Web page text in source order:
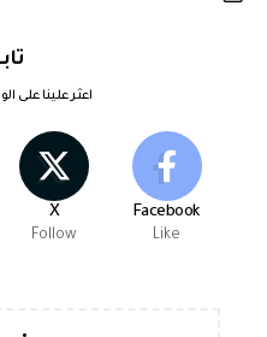
اعثر علينا على
Facebook
Like
X
Follow